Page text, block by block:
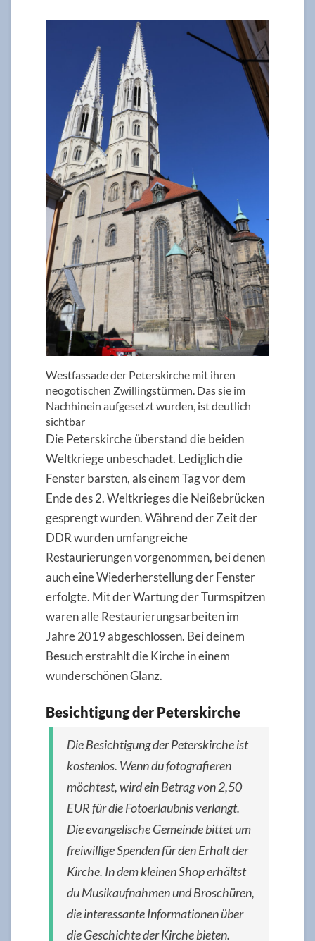
Westfassade der Peterskirche mit ihren
neogotischen Zwillingstürmen. Das sie im
Nachhinein aufgesetzt wurden, ist deutlich
sichtbar
Die Peterskirche überstand die beiden
Weltkriege unbeschadet. Lediglich die
Fenster barsten, als einem Tag vor dem
Ende des 2. Weltkrieges die Neißebrücken
gesprengt wurden. Während der Zeit der
DDR wurden umfangreiche
Restaurierungen vorgenommen, bei denen
auch eine Wiederherstellung der Fenster
erfolgte. Mit der Wartung der Turmspitzen
waren alle Restaurierungsarbeiten im
Jahre 2019 abgeschlossen. Bei deinem
Besuch erstrahlt die Kirche in einem
wunderschönen Glanz.
Besichtigung der Peterskirche
Die Besichtigung der Peterskirche ist
kostenlos. Wenn du fotografieren
möchtest, wird ein Betrag von 2,50
EUR für die Fotoerlaubnis verlangt.
Die evangelische Gemeinde bittet um
freiwillige Spenden für den Erhalt der
Kirche. In dem kleinen Shop erhältst
du Musikaufnahmen und Broschüren,
die interessante Informationen über
die Geschichte der Kirche bieten.